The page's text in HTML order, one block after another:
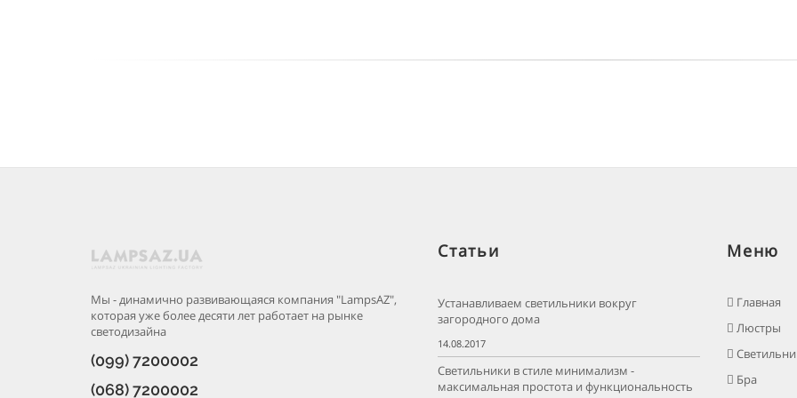
Мы - динамично развивающаяся компания "LampsAZ",
которая уже более десяти лет работает на рынке
светодизайна
(099) 7200002
(068) 7200002
Статьи
Устанавливаем светильники вокруг
загородного дома
14.08.2017
Светильники в стиле минимализм -
максимальная простота и функциональность
Меню
Главная
Люстры
Бра